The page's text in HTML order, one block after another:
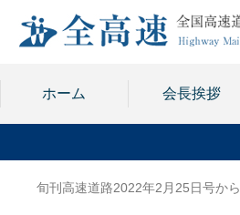
ホーム 会長挨拶
旬刊高速道路2022年2月25日号から